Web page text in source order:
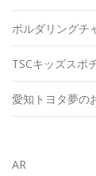
ボルダリングチ
TSCキッズスポ
愛知トヨタ夢の
AR